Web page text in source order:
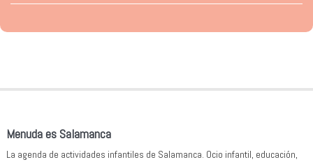
Menuda es Salamanca
La agenda de actividades infantiles de Salamanca. Ocio infantil, educación,